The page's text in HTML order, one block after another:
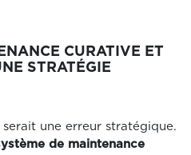
CURATIVE ET
STRATÉGIE
une erreur stratégique.
de maintenance